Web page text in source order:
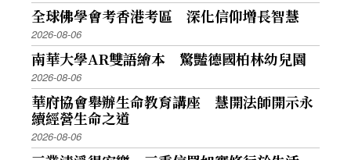
全球佛學會考香港考區 深化信仰增長智慧
2026-08-06
南華大學AR雙語繪本 驚豔德國柏林幼兒園
2026-08-06
華府協會舉辦生命教育講座 慧開法師開示永
續經營生命之道
2026-08-06